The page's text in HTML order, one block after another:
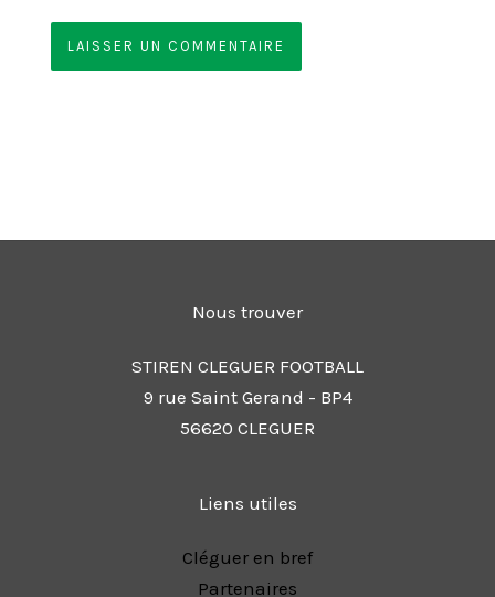
Nous trouver
STIREN CLEGUER FOOTBALL
9 rue Saint Gerand - BP4
56620 CLEGUER
Liens utiles
Cléguer en bref
Partenaires